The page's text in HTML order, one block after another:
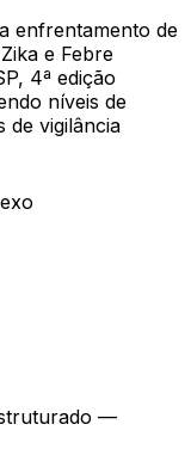
enfrentamento de
e Febre
4ª edição
níveis de
de vigilância
—